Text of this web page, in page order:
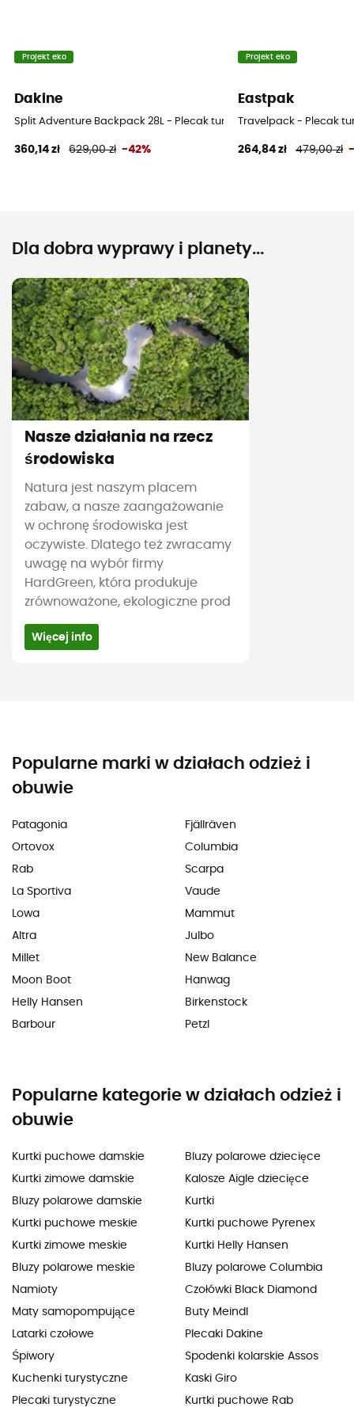
Projekt eko
Dakine
Split Adventure Backpack 28L - Plecak turystyczny
360,14 zł 629,00 zł -42%
Projekt eko
Eastpak
Travelpack - Plecak
264,84 zł 479,00 zł
Dla dobra wyprawy i planety...
Nasze działania na rzecz
środowiska
Natura jest naszym placem
zabaw, a nasze zaangażowanie
w ochronę środowiska jest
oczywiste. Dlatego też zwracamy
uwagę na wybór firmy
HardGreen, która produkuje
zrównoważone, ekologiczne prod
Więcej info
Popularne marki w działach odzież i
obuwie
Patagonia
Ortovox
Rab
La Sportiva
Lowa
Altra
Millet
Moon Boot
Helly Hansen
Barbour
Fjällräven
Columbia
Scarpa
Vaude
Mammut
Julbo
New Balance
Hanwag
Birkenstock
Petzl
Popularne kategorie w działach odzież i
obuwie
Kurtki puchowe damskie
Kurtki zimowe damskie
Bluzy polarowe damskie
Kurtki puchowe meskie
Kurtki zimowe meskie
Bluzy polarowe meskie
Namioty
Maty samopompujące
Latarki czołowe
Śpiwory
Kuchenki turystyczne
Plecaki turystyczne
Bluzy polarowe dziecięce
Kalosze Aigle dziecięce
Kurtki
Kurtki puchowe Pyrenex
Kurtki Helly Hansen
Bluzy polarowe Columbia
Czołówki Black Diamond
Buty Meindl
Plecaki Dakine
Spodenki kolarskie Assos
Kaski Giro
Kurtki puchowe Rab